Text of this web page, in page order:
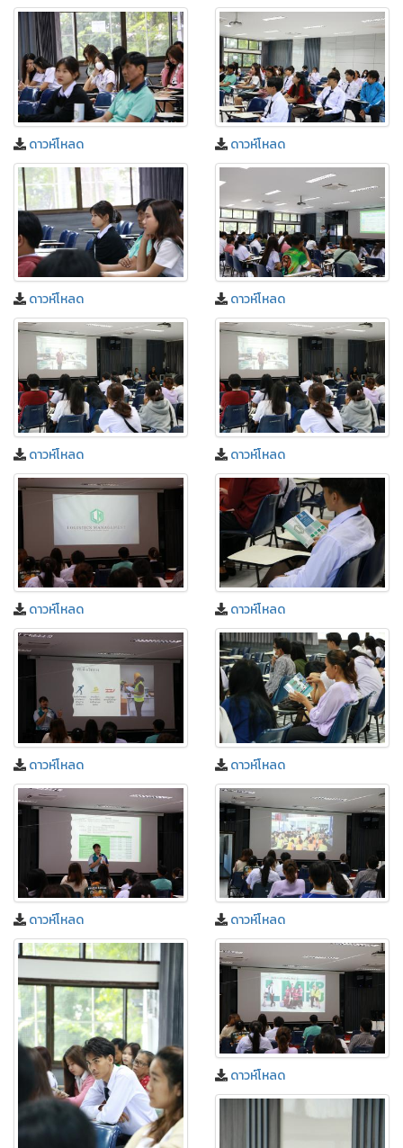
ดาวห์โหลด ดาวห์โหลด
ดาวห์โหลด ดาวห์โหลด
ดาวห์โหลด ดาวห์โหลด
ดาวห์โหลด ดาวห์โหลด
ดาวห์โหลด ดาวห์โหลด
ดาวห์โหลด ดาวห์โหลด
ดาวห์โหลด